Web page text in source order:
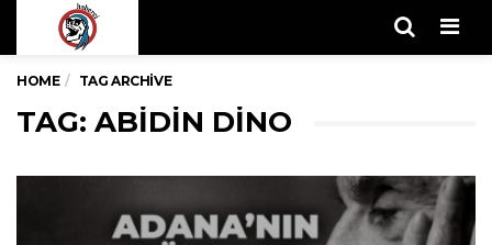
HOME TAG ARCHIVE
TAG: ABIDIN DINO